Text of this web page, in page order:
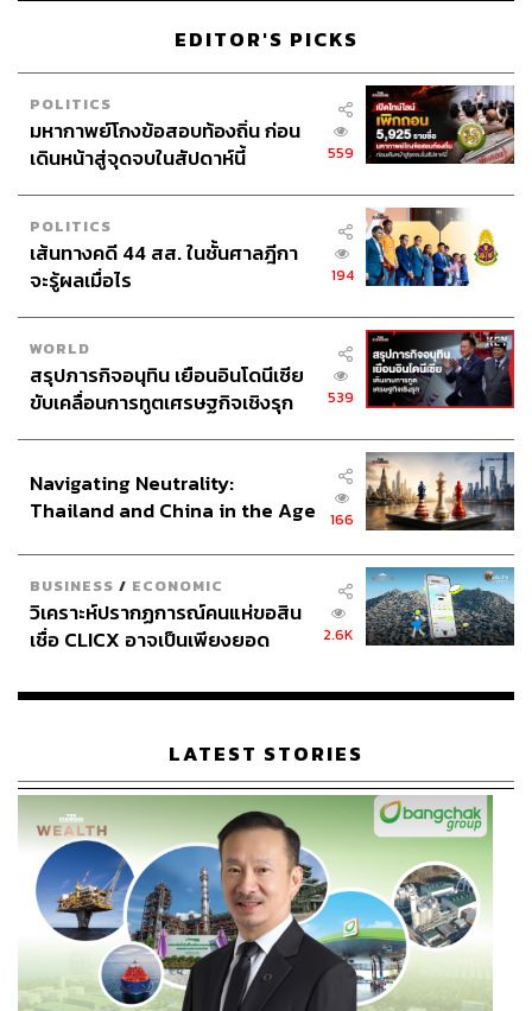
EDITOR'S PICKS
POLITICS
มหากาพย์โกงข้อสอบท้องถิ่น ก่อน
เดินหน้าสู่จุดจบในสัปดาห์นี้
559
POLITICS
เส้นทางคดี 44 สส. ในชั้นศาลฎีกา
จะรู้ผลเมื่อไร
194
WORLD
สรุปภารกิจอนุทิน เยือนอินโดนีเซีย
ขับเคลื่อนการทูตเศรษฐกิจเชิงรุก
539
Navigating Neutrality:
Thailand and China in the Age
166
BUSINESS / ECONOMIC
วิเคราะห์ปรากฏการณ์คนแห่ขอสิน
เชื่อ CLICX อาจเป็นเพียงยอด
เรือนไทยที่ถูกซุกไว้
2.6K
LATEST STORIES